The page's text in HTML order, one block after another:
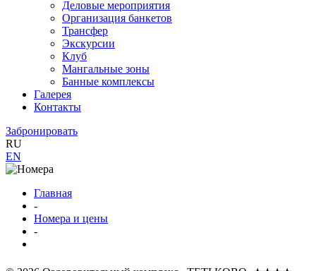
Деловые мероприятия
Организация банкетов
Трансфер
Экскурсии
Клуб
Мангальные зоны
Банные комплексы
Галерея
Контакты
Забронировать
RU
EN
Главная
-
Номера и цены
-